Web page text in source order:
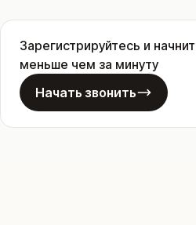
Зарегистрируйтесь и
меньше чем за минуту
Начать звонить